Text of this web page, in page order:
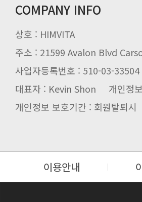
COMPANY INFO
상호 : HIMVITA
주소 : 21599 Avalon Blvd
사업자등록번호 : 510-03-33504
대표자 : Kevin Shon 개인정
개인정보 보호기간 : 회원탈퇴시
이용안내